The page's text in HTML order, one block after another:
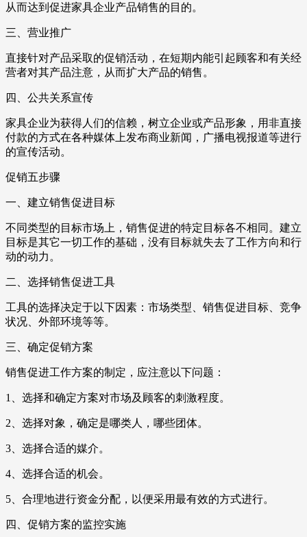
从而达到促进家具企业产品销售的目的。
三、营业推广
直接针对产品采取的促销活动，在短期内能引起顾客和有关经
营者对其产品注意，从而扩大产品的销售。
四、公共关系宣传
家具企业为获得人们的信赖，树立企业或产品形象，用非直接
付款的方式在各种媒体上发布商业新闻，广播电视报道等进行
的宣传活动。
促销五步骤
一、建立销售促进目标
不同类型的目标市场上，销售促进的特定目标各不相同。建立
目标是其它一切工作的基础，没有目标就失去了工作方向和行
动的动力。
二、选择销售促进工具
工具的选择决定于以下因素：市场类型、销售促进目标、竞争
状况、外部环境等等。
三、确定促销方案
销售促进工作方案的制定，应注意以下问题：
1、选择和确定方案对市场及顾客的刺激程度。
2、选择对象，确定是哪类人，哪些团体。
3、选择合适的媒介。
4、选择合适的机会。
5、合理地进行资金分配，以便采用最有效的方式进行。
四、促销方案的监控实施